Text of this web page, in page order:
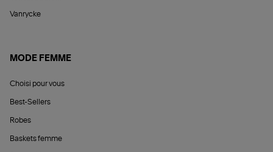
Vanrycke
MODE FEMME
Choisi pour vous
Best-Sellers
Robes
Baskets femme